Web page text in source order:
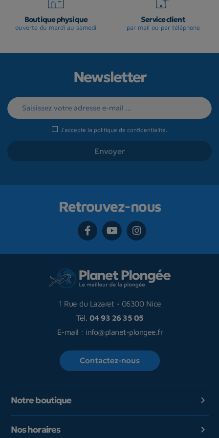
Boutique physique
ouverte du mardi au samedi
Service client
par mail ou par téléphone
Newsletter
J'accepte la politique de confidentialité
Retrouvez-nous
1 Rue du Lazaret - 06300 Nice
Tél. 04 93 26 35 05
E-mail : info@planet-plongee.fr
Contactez-nous
Notre boutique 
Nos horaires 